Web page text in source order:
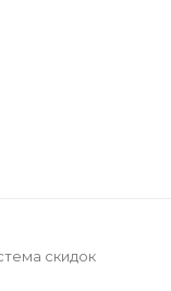
скидок